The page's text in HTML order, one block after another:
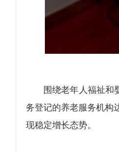
围绕老年人福祉和婴
务登记的养老服务机构
现稳定增长态势。